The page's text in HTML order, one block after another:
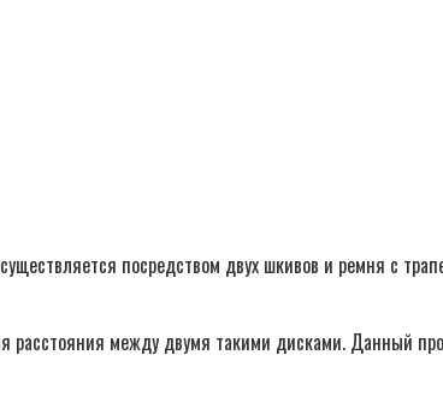
посредством двух шкивов и ремня с
расстояния между двумя такими дисками. Данный